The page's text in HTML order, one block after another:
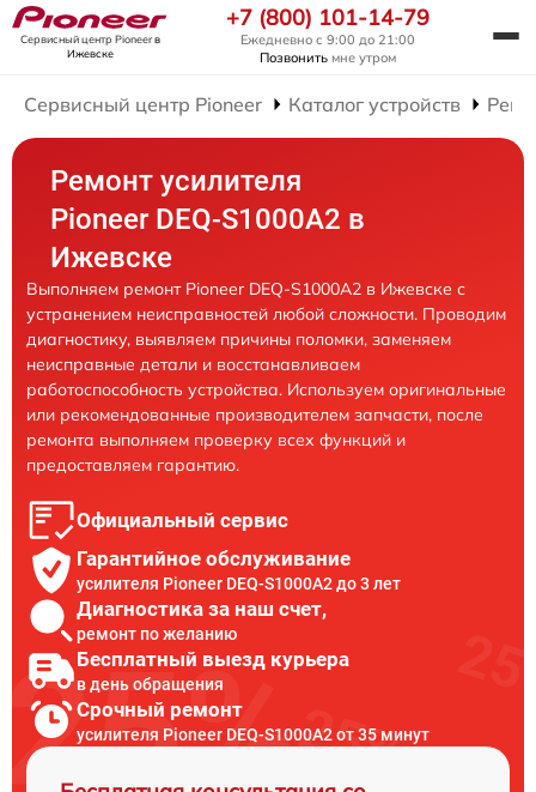
Сервисный центр Pioneerв
Ижевске
+7 (800) 101-14-79
Ежедневно с 9:00 до 21:00
Позвонить мне утром
Сервисный центр Pioneer Каталог устройств
Ремонт усилителя
Pioneer DEQ-S1000A2 в
Ижевске
Выполняем ремонт Pioneer DEQ-S1000A2 в Ижевске с
устранением неисправностей любой сложности. Проводим
диагностику, выявляем причины поломки, заменяем
неисправные детали и восстанавливаем
работоспособность устройства. Используем оригинальные
или рекомендованные производителем запчасти, после
ремонта выполняем проверку всех функций и
предоставляем гарантию.
Официальный сервис
Гарантийное обслуживание
усилителя Pioneer DEQ-S1000A2 до 3 лет
Диагностика за наш счет,
ремонт по желанию
Бесплатный выезд курьера
в день обращения
Срочный ремонт
усилителя Pioneer DEQ-S1000A2 от 35 минут